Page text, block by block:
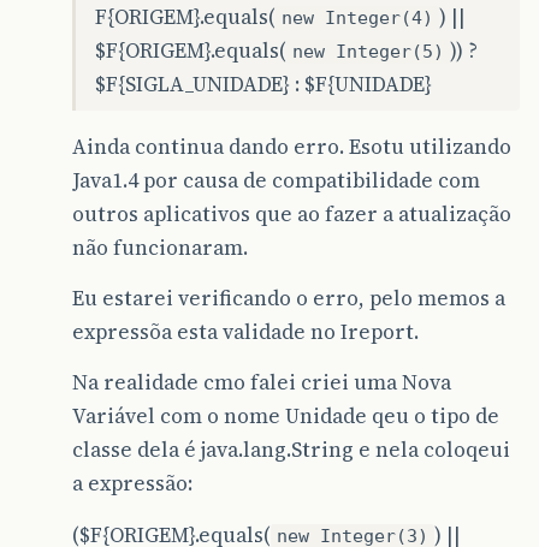
F{ORIGEM}.equals( new Integer(4) ) ||
$F{ORIGEM}.equals( new Integer(5) )) ?
$F{SIGLA_UNIDADE} : $F{UNIDADE}
Ainda continua dando erro. Esotu utilizando
Java1.4 por causa de compatibilidade com
outros aplicativos que ao fazer a atualização
não funcionaram.
Eu estarei verificando o erro, pelo memos a
expressõa esta validade no Ireport.
Na realidade cmo falei criei uma Nova
Variável com o nome Unidade qeu o tipo de
classe dela é java.lang.String e nela coloqeui
a expressão:
($F{ORIGEM}.equals( new Integer(3) ) ||